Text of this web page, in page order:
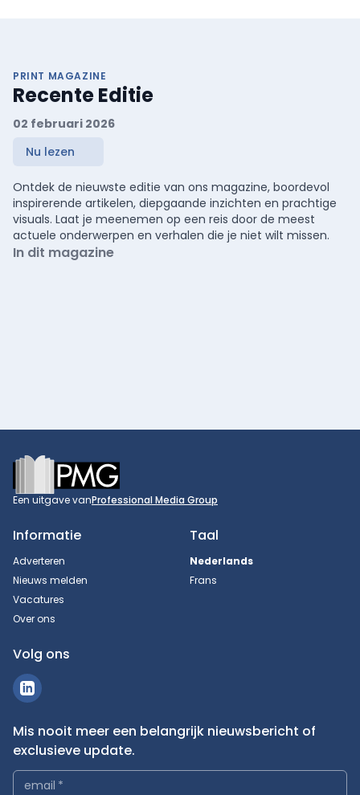
PRINT MAGAZINE
Recente Editie
02 februari 2026
Nu lezen
Ontdek de nieuwste editie van ons magazine, boordevol
inspirerende artikelen, diepgaande inzichten en prachtige
visuals. Laat je meenemen op een reis door de meest
actuele onderwerpen en verhalen die je niet wilt missen.
In dit magazine
Footer
Een uitgave vanProfessional Media Group
Informatie
Adverteren
Nieuws melden
Vacatures
Over ons
Taal
Nederlands
Frans
Volg ons
Mis nooit meer een belangrijk nieuwsbericht of
exclusieve update.
email *